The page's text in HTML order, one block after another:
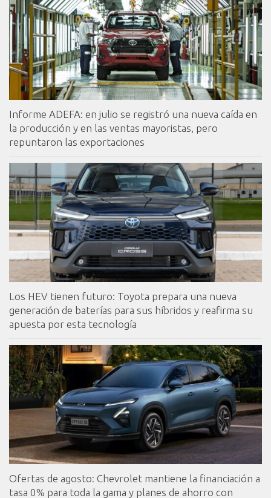
Informe ADEFA: en julio se registró una nueva caída en
la producción y en las ventas mayoristas, pero
repuntaron las exportaciones
Los HEV tienen futuro: Toyota prepara una nueva
generación de baterías para sus híbridos y reafirma su
apuesta por esta tecnología
Ofertas de agosto: Chevrolet mantiene la financiación a
tasa 0% para toda la gama y planes de ahorro con